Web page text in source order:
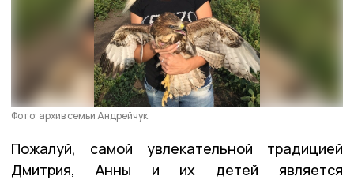
Фото: архив семьи Андрейчук
Пожалуй, самой увлекательной традицией
Дмитрия, Анны и их детей является